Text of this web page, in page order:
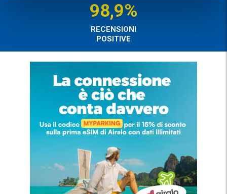
98,9%
RECENSIONI
POSITIVE